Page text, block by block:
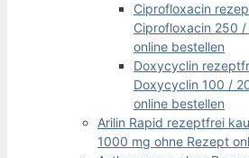
Ciprofloxacin
Ciprofloxacin 250
online bestellen
Doxycyclin
Doxycyclin 100 /
online bestellen
Arilin Rapid rezeptfrei
1000 mg ohne Rezept